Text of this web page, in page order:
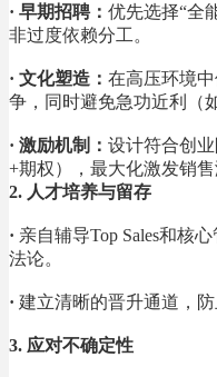
· 早期招聘： 优先选择“全
非过度依赖分工。
· 文化塑造 ： 在高压环境
争，同时避免急功近利（
· 激励机制 ： 设计符合创
+期权），最大化激发销售
2. 人才培养与留存
· 亲自辅导Top Sales和核
法论。
· 建立清晰的晋升通道，防
3. 应对不确定性